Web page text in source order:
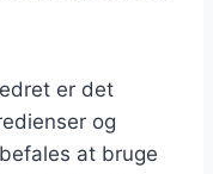
er det
og
at bruge